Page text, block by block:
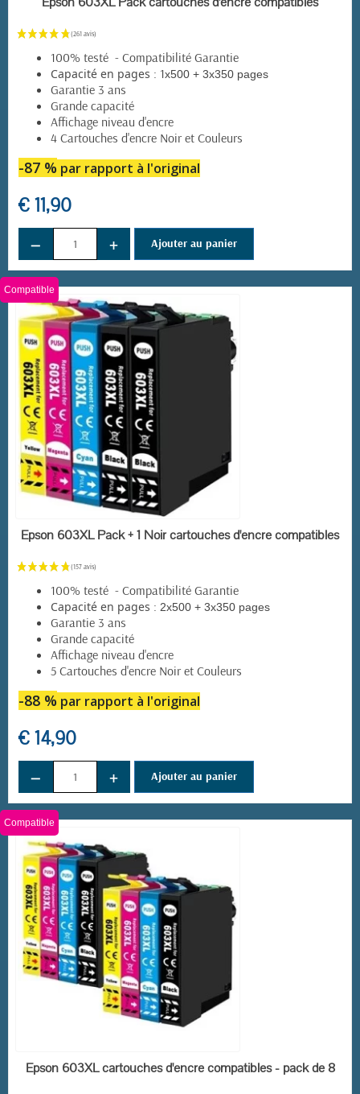
100% testé - Compatibilité Garantie
Capacité en pages : 1x500 + 3x350 pages
Garantie 3 ans
Grande capacité
Affichage niveau d'encre
4 Cartouches d'encre Noir et Couleurs
-87 % par rapport à l'original
€ 11,90
− + Ajouter au panier
EN STOCK
Compatible
Epson 603XL Pack + 1 Noir cartouches d'encre compatibles
100% testé - Compatibilité Garantie
Capacité en pages : 2x500 + 3x350 pages
Garantie 3 ans
Grande capacité
Affichage niveau d'encre
5 Cartouches d'encre Noir et Couleurs
-88 % par rapport à l'original
€ 14,90
− + Ajouter au panier
EN STOCK
Compatible
Epson 603XL cartouches d'encre compatibles - pack de 8